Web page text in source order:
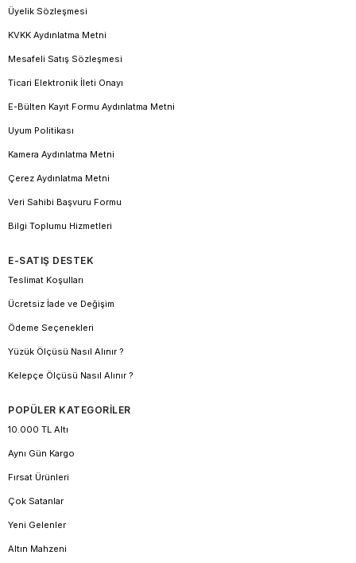
Üyelik Sözleşmesi
KVKK Aydınlatma Metni
Mesafeli Satış Sözleşmesi
Ticari Elektronik İleti Onayı
E-Bülten Kayıt Formu Aydınlatma Metni
Uyum Politikası
Kamera Aydınlatma Metni
Çerez Aydınlatma Metni
Veri Sahibi Başvuru Formu
Bilgi Toplumu Hizmetleri
E-SATIŞ DESTEK
Teslimat Koşulları
Ücretsiz İade ve Değişim
Ödeme Seçenekleri
Yüzük Ölçüsü Nasıl Alınır ?
Kelepçe Ölçüsü Nasıl Alınır ?
POPÜLER KATEGORİLER
10.000 TL Altı
Aynı Gün Kargo
Fırsat Ürünleri
Çok Satanlar
Yeni Gelenler
Altın Mahzeni